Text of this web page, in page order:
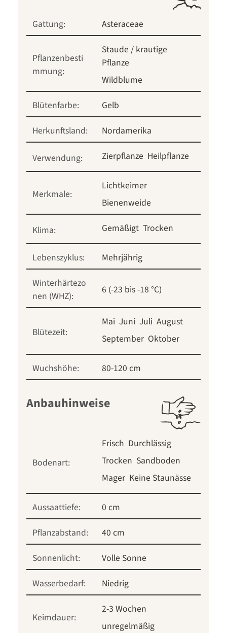
Gattung: Asteraceae
Pflanzenbesti
mmung:
Staude / krautige
Pflanze
Wildblume
Blütenfarbe:
Gelb
Herkunftsland:
Nordamerika
Verwendung: Zierpflanze Heilpflanze
Merkmale:
Lichtkeimer
Bienenweide
Klima: Gemäßigt Trocken
Lebenszyklus:
Mehrjährig
Winterhärtezo
nen (WHZ):
6 (-23 bis -18 °C)
Blütezeit:
Mai Juni Juli August
September Oktober
Wuchshöhe: 80-120 cm
Anbauhinweise
Bodenart:
Frisch Durchlässig
Trocken Sandboden
Mager Keine Staunässe
Aussaattiefe:
0 cm
Pflanzabstand:
40 cm
Sonnenlicht:
Volle Sonne
Wasserbedarf:
Niedrig
Keimdauer:
2-3 Wochen
unregelmäßig